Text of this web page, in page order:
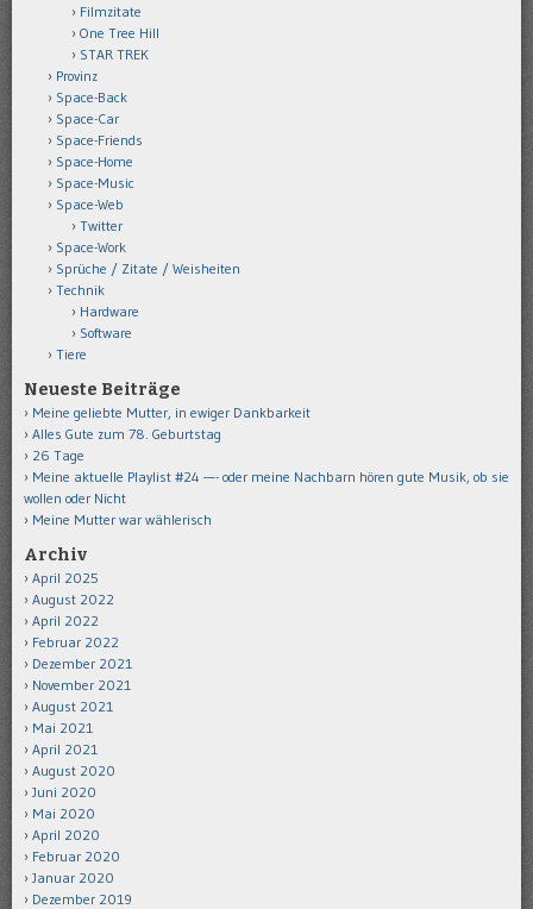
Filmzitate
One Tree Hill
STAR TREK
Provinz
Space-Back
Space-Car
Space-Friends
Space-Home
Space-Music
Space-Web
Twitter
Space-Work
Sprüche / Zitate / Weisheiten
Technik
Hardware
Software
Tiere
Neueste Beiträge
Meine geliebte Mutter, in ewiger Dankbarkeit
Alles Gute zum 78. Geburtstag
26 Tage
Meine aktuelle Playlist #24 —- oder meine Nachbarn hören gute Musik, ob sie
wollen oder Nicht
Meine Mutter war wählerisch
Archiv
April 2025
August 2022
April 2022
Februar 2022
Dezember 2021
November 2021
August 2021
Mai 2021
April 2021
August 2020
Juni 2020
Mai 2020
April 2020
Februar 2020
Januar 2020
Dezember 2019